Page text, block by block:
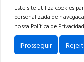
TODOS OS
Endereço Rua Judithe do
14625201/0001-99<br
/>Whatsapp:
Este site utiliza cookies
personalizada de
nossa Política de
Prosseguir